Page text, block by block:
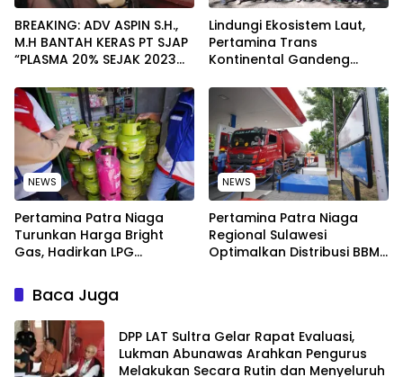
BREAKING: ADV ASPIN S.H.,
M.H BANTAH KERAS PT SJAP
“PLASMA 20% SEJAK 2023
WARGA WAWOONE!
Lindungi Ekosistem Laut,
Pertamina Trans
Kontinental Gandeng
Kebersihan Pantai di
Bitung, Sulawesi
NEWS
Pertamina Patra Niaga
Turunkan Harga Bright
Gas, Hadirkan LPG
Lebih Kompetitif
NEWS
Pertamina Patra Niaga
Regional Sulawesi
Optimalkan Distribusi BBM
Baca Juga
‎DPP LAT Sultra Gelar Rapat Evaluasi,
Lukman Abunawas Arahkan Pengurus
Melakukan Secara Rutin dan Menyeluruh